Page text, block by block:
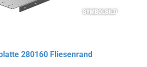
280160 Fliesenrand